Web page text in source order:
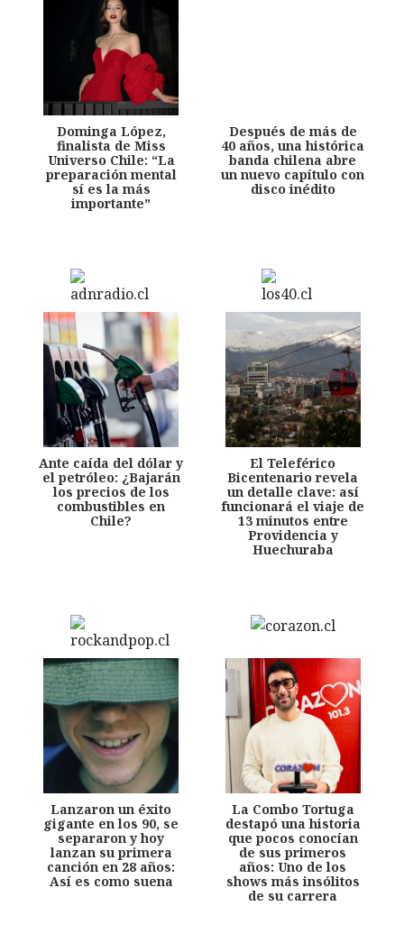
Dominga López,
finalista de Miss
Universo Chile: “La
preparación mental
sí es la más
importante”
Después de más de
40 años, una histórica
banda chilena abre
un nuevo capítulo con
disco inédito
Ante caída del dólar y
el petróleo: ¿Bajarán
los precios de los
combustibles en
Chile?
El Teleférico
Bicentenario revela
un detalle clave: así
funcionará el viaje de
13 minutos entre
Providencia y
Huechuraba
Lanzaron un éxito
gigante en los 90, se
separaron y hoy
lanzan su primera
canción en 28 años:
Así es como suena
La Combo Tortuga
destapó una historia
que pocos conocían
de sus primeros
años: Uno de los
shows más insólitos
de su carrera